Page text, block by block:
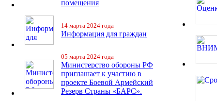
помещения
14 марта 2024 года
Информация для граждан
05 марта 2024 года
Министерство обороны РФ
приглашает к участию в
проекте Боевой Армейский
Резерв Страны «БАРС».